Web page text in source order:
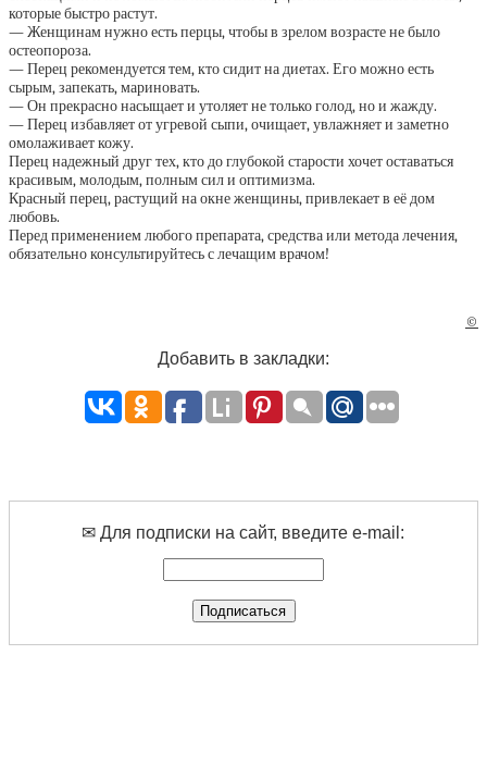
которые быстро растут.
— Женщинам нужно есть перцы, чтобы в зрелом возрасте не было
остеопороза.
— Перец рекомендуется тем, кто сидит на диетах. Его можно есть
сырым, запекать, мариновать.
— Он прекрасно насыщает и утоляет не только голод, но и жажду.
— Перец избавляет от угревой сыпи, очищает, увлажняет и заметно
омолаживает кожу.
Перец надежный друг тех, кто до глубокой старости хочет оставаться
красивым, молодым, полным сил и оптимизма.
Красный перец, растущий на окне женщины, привлекает в её дом
любовь.
Перед применением любого препарата, средства или метода лечения,
обязательно консультируйтесь с лечащим врачом!
©
Добавить в закладки:
✉ Для подписки на сайт, введите e-mail: